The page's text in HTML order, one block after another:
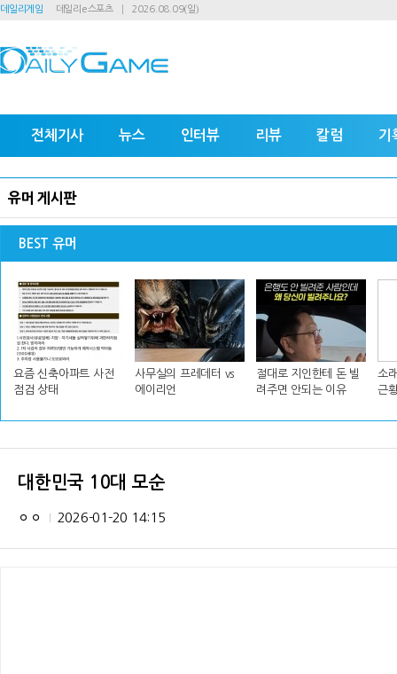
데일리게임 데일리e스포츠 2026.08.09(일)
전체기사 뉴스 인터뷰 리뷰 칼럼 기
유머 게시판
BEST 유머
요즘 신축아파트 사전
점검 상태
사무실의 프레데터 vs
에이리언
절대로 지인한테 돈 빌
려주면 안되는 이유
소
근
대한민국 10대 모순
ㅇㅇ 2026-01-20 14:15